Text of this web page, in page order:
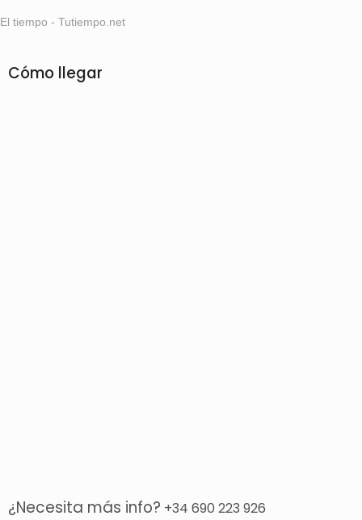
El tiempo - Tutiempo.net
Cómo llegar
¿Necesita más info? +34 690 223 926